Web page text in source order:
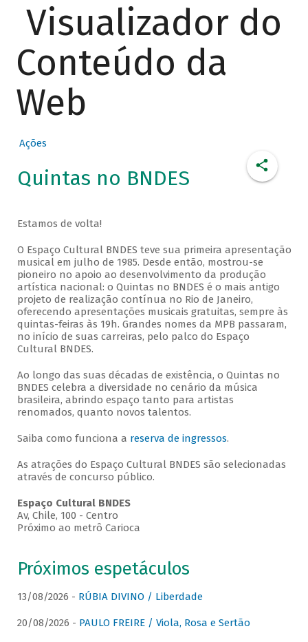
Visualizador do
Conteúdo da
Web
Ações
Quintas no BNDES
Estamos de volta!
O Espaço Cultural BNDES teve sua primeira apresentação
musical em julho de 1985. Desde então, mostrou-se
pioneiro no apoio ao desenvolvimento da produção
artística nacional: o Quintas no BNDES é o mais antigo
projeto de realização contínua no Rio de Janeiro,
oferecendo apresentações musicais gratuitas, sempre às
quintas-feiras às 19h. Grandes nomes da MPB passaram,
no início de suas carreiras, pelo palco do Espaço
Cultural BNDES.
Ao longo das suas décadas de existência, o Quintas no
BNDES celebra a diversidade no cenário da música
brasileira, abrindo espaço tanto para artistas
renomados, quanto novos talentos.
Saiba como funciona a reserva de ingressos.
As atrações do Espaço Cultural BNDES são selecionadas
através de concurso público.
Espaço Cultural BNDES
Av, Chile, 100 - Centro
Próximo ao metrô Carioca
Próximos espetáculos
13/08/2026 - RÚBIA DIVINO / Liberdade
20/08/2026 - PAULO FREIRE / Viola, Rosa e Sertão